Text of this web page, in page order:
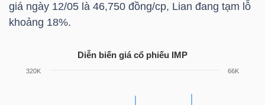
giá ngày 12/05 là 46,750 đồng/cp, Lian đang tạm lỗ
khoảng 18%.
Diễn biến giá cổ phiếu IMP